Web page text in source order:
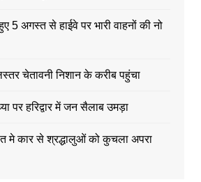
5 अगस्त से हाईवे पर भारी वाहनों की नो
चेतावनी निशान के करीब पहुंचा
पर हरिद्वार में जन सैलाब उमड़ा
मे कार से श्रद्धालुओं को कुचला अपरा